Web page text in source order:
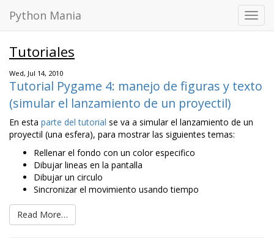
Python Mania
Tutoriales
Wed, Jul 14, 2010
Tutorial Pygame 4: manejo de figuras y texto
(simular el lanzamiento de un proyectil)
En esta parte del tutorial se va a simular el lanzamiento de un
proyectil (una esfera), para mostrar las siguientes temas:
Rellenar el fondo con un color especifico
Dibujar lineas en la pantalla
Dibujar un circulo
Sincronizar el movimiento usando tiempo
Read More…